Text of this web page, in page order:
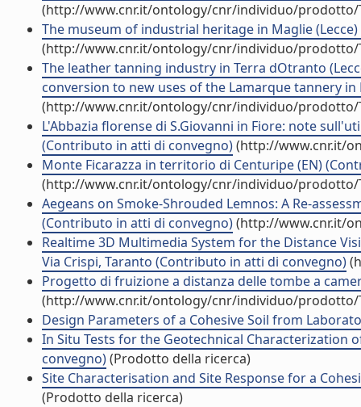
(http://www.cnr.it/ontology/cnr/individuo/prodotto/
The museum of industrial heritage in Maglie
(http://www.cnr.it/ontology/cnr/individuo/prodotto/
The leather tanning industry in Terra dOtranto
conversion to new uses of the Lamarque tannery
(http://www.cnr.it/ontology/cnr/individuo/prodotto/
L'Abbazia florense di S.Giovanni in Fiore: note
(Contributo in atti di convegno)(http://www.cnr.it/
Monte Ficarazza in territorio di Centuripe (EN)
(http://www.cnr.it/ontology/cnr/individuo/prodotto/
Aegeans on Smoke-Shrouded Lemnos: A Re-
(Contributo in atti di convegno)(http://www.cnr.it/
Realtime 3D Multimedia System for the Distance
Via Crispi, Taranto (Contributo in atti di convegno)
Progetto di fruizione a distanza delle tombe a
(http://www.cnr.it/ontology/cnr/individuo/prodotto/
Design Parameters of a Cohesive Soil from
In Situ Tests for the Geotechnical Characterization
convegno)(Prodotto della ricerca)
Site Characterisation and Site Response for a
(Prodotto della ricerca)